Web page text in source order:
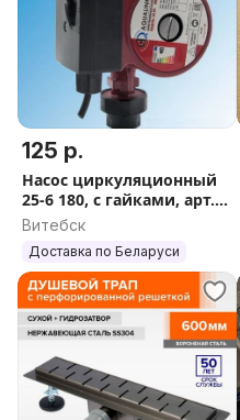
125 р.
Насос циркуляционный
25-6 180, с гайками, арт.
04701
Витебск
Доставка по Беларуси